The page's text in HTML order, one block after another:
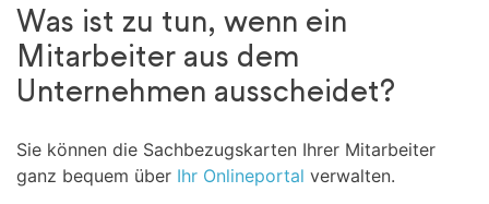
Was ist zu tun, wenn ein
Mitarbeiter aus dem
Unternehmen ausscheidet?
Sie können die Sachbezugskarten Ihrer Mitarbeiter
ganz bequem über Ihr Onlineportal verwalten.